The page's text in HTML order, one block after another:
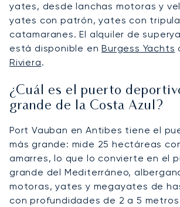
yates, desde lanchas motoras y
yates con patrón, yates con
catamaranes. El alquiler de
está disponible enBurgess Yachts
Riviera.
¿Cuál es el puerto
grande de la Costa Azul?
Port Vauban en Antibes tiene el
más grande: mide 25 hectáreas
amarres, lo que lo convierte en el
grande del Mediterráneo,
motoras, yates y megayates de
con profundidades de 2 a 5 metros